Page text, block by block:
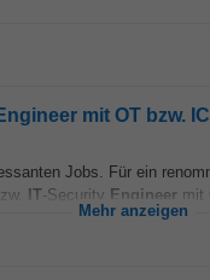
mit OT bzw.
Jobs. Für ein
IT-Security Engineer mit
Mehr anzeigen